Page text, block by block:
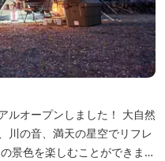
ルオープンしました！ 大自然
川の音、満天の星空でリフレ
景色を楽しむことができま